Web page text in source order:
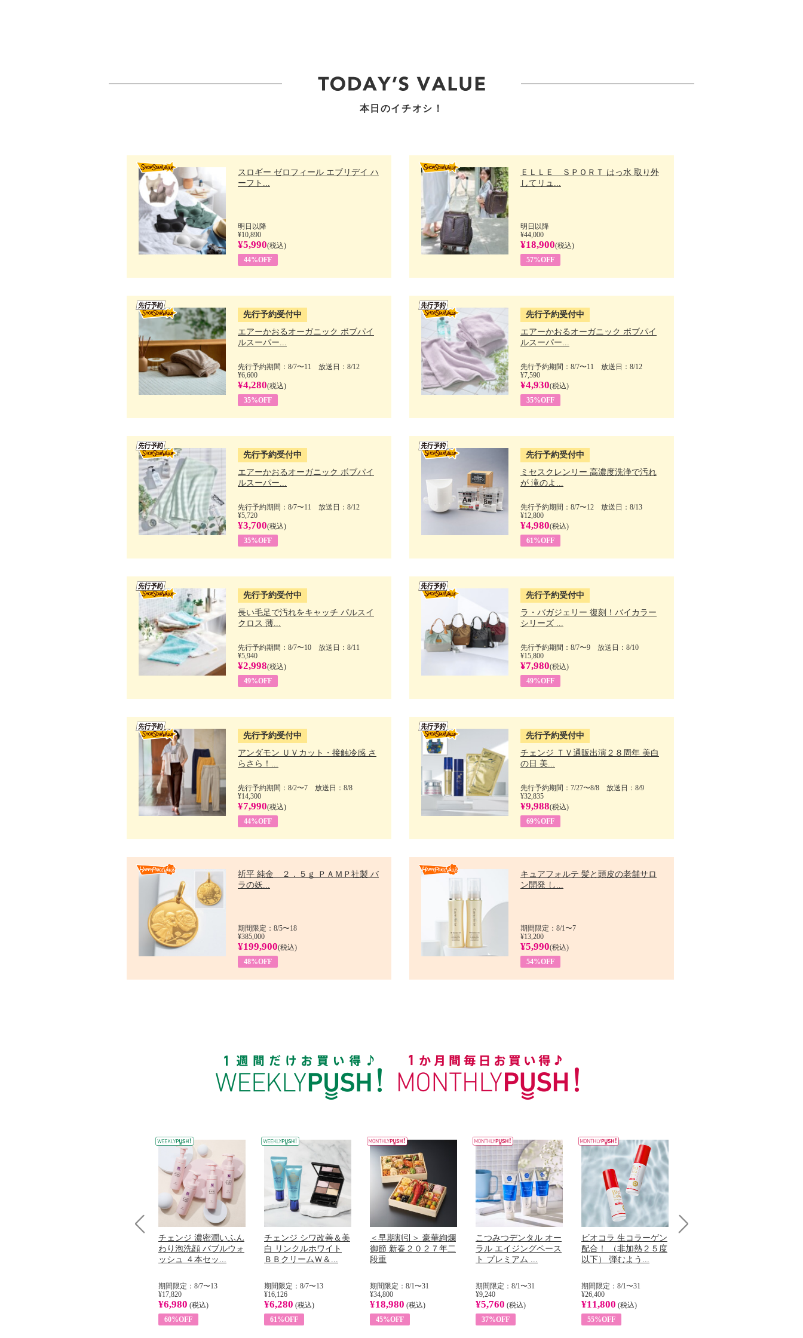
本日のイチオシ！
スロギー ゼロフィール エブリデイ ハ
ーフト...
明日以降
¥10,890
¥5,990(税込)
44%OFF
ＥＬＬＥ ＳＰＯＲＴ はっ水 取り外
してリュ...
明日以降
¥44,000
¥18,900(税込)
57%OFF
先行予約受付中
エアーかおるオーガニック ボブパイ
ルスーパー...
先行予約期間：8/7〜11 放送日：8/12
¥6,600
¥4,280(税込)
35%OFF
先行予約受付中
エアーかおるオーガニック ボブパイ
ルスーパー...
先行予約期間：8/7〜11 放送日：8/12
¥7,590
¥4,930(税込)
35%OFF
先行予約受付中
エアーかおるオーガニック ボブパイ
ルスーパー...
先行予約期間：8/7〜11 放送日：8/12
¥5,720
¥3,700(税込)
35%OFF
先行予約受付中
ミセスクレンリー 高濃度洗浄で汚れ
が 滝のよ...
先行予約期間：8/7〜12 放送日：8/13
¥12,800
¥4,980(税込)
61%OFF
先行予約受付中
長い毛足で汚れをキャッチ パルスイ
クロス 薄...
先行予約期間：8/7〜10 放送日：8/11
¥5,940
¥2,998(税込)
49%OFF
先行予約受付中
ラ・バガジェリー 復刻！バイカラー
シリーズ ...
先行予約期間：8/7〜9 放送日：8/10
¥15,800
¥7,980(税込)
49%OFF
先行予約受付中
アンダモン ＵＶカット・接触冷感 さ
らさら！...
先行予約期間：8/2〜7 放送日：8/8
¥14,300
¥7,990(税込)
44%OFF
先行予約受付中
チェンジ ＴＶ通販出演２８周年 美白
の日 美...
先行予約期間：7/27〜8/8 放送日：8/9
¥32,835
¥9,988(税込)
69%OFF
祈平 純金 ２．５ｇ ＰＡＭＰ社製 バ
ラの妖...
期間限定：8/5〜18
¥385,000
¥199,900(税込)
48%OFF
キュアフォルテ 髪と頭皮の老舗サロ
ン開発 し...
期間限定：8/1〜7
¥13,200
¥5,990(税込)
54%OFF
チェンジ 濃密潤いふん
わり泡洗顔 バブルウォ
ッシュ ４本セッ...
期間限定：8/7〜13
¥17,820
¥6,980 (税込)
60%OFF
チェンジ シワ改善＆美
白 リンクルホワイト
ＢＢクリームＷ＆...
期間限定：8/7〜13
¥16,126
¥6,280 (税込)
61%OFF
＜早期割引＞ 豪華絢爛
御節 新春２０２７年二
段重
期間限定：8/1〜31
¥34,800
¥18,980 (税込)
45%OFF
こつみつデンタル オー
ラル エイジングペース
ト プレミアム ...
期間限定：8/1〜31
¥9,240
¥5,760 (税込)
37%OFF
ビオコラ 生コラーゲン
配合！ （非加熱２５度
以下） 弾むよう...
期間限定：8/1〜31
¥26,400
¥11,800 (税込)
55%OFF